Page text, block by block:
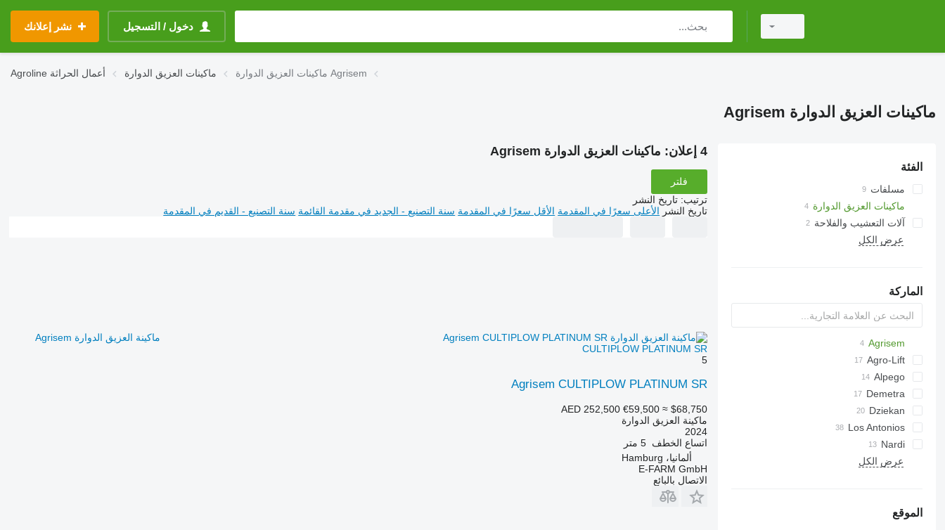
دخول / التسجيل نشر إعلانك
Agroline أعمال الحراثة ماكينات العزيق الدوارة ماكينات العزيق الدوارة Agrisem
ماكينات العزيق الدوارة Agrisem
الفئة
مسلفات
مسلفات قرصية
ماكينات العزيق الدوارة
آلات التعشيب والفلاحة
عرض الكل
الماركة
Agrisem
Cultiplow
Cultiplow Platinum
Agro-Lift
AGCh
Alpego
Terraland
U-series
Ecolo Tiger
12M
120
140
160
Ecolo Tiger
Demetra
Dziekan
ST 820
Artiglio
Pinocchio
Terrano
Tiger
Culter
512
2700
Cultimer
Trio
Dolomit
PR
Los Antonios
Nardi
Favorit
HKK
Grom
GRS
G-series
Opus
Woodcracker
عرض الكل
الموقع
4 إعلان: ماكينات العزيق الدوارة Agrisem
فلتر
ترتيب: تاريخ النشر
تاريخ النشر الأعلى سعرًا في المقدمة الأقل سعرًا في المقدمة سنة التصنيع - الجديد في مقدمة القائمة سنة التصنيع - القديم في المقدمة
ماكينة العزيق الدوارة Agrisem
CULTIPLOW PLATINUM SR
5
Agrisem CULTIPLOW PLATINUM SR
AED 252,500 €59,500 ≈ $68,750
ماكينة العزيق الدوارة
2024
اتساع الخطف 5 متر
ألمانيا، Hamburg
E-FARM GmbH
الاتصال بالبائع